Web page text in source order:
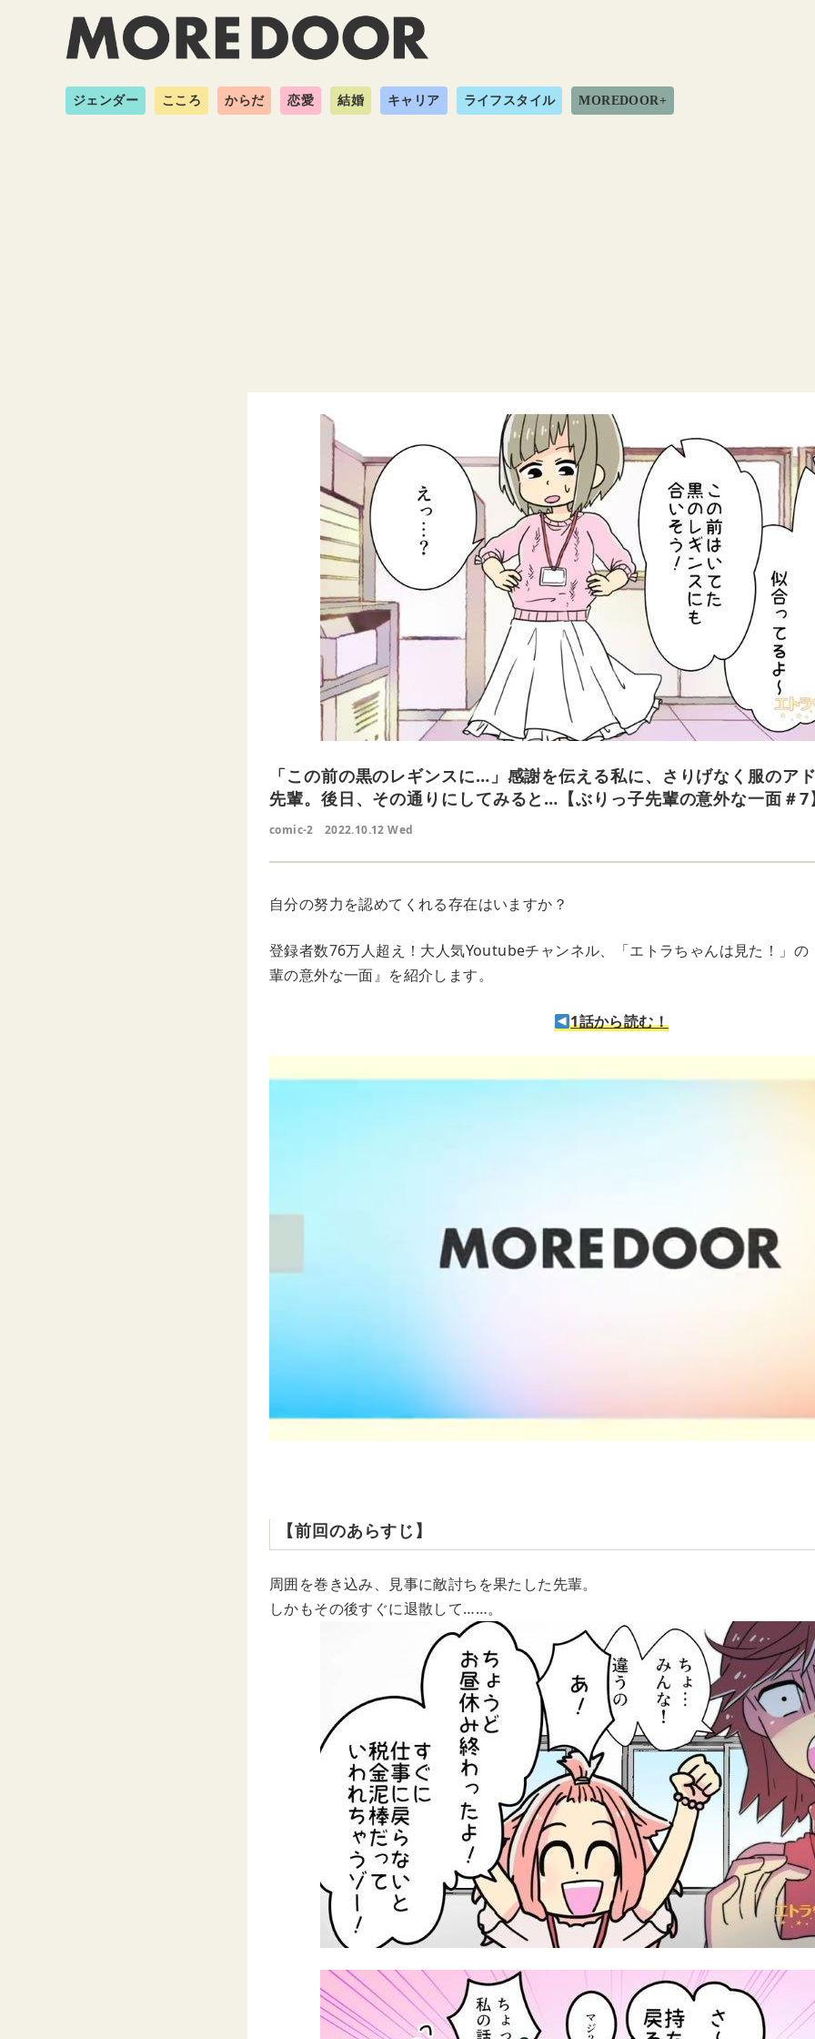
ジェンダー こころ からだ 恋愛 結婚 キャリア ライフスタイル MOREDOOR+
「この前の黒のレギンスに…」感謝を伝える私に、さりげなく服のア
先輩。後日、その通りにしてみると…【ぶりっ子先輩の意外な一面＃7】
comic-2 2022.10.12 Wed
自分の努力を認めてくれる存在はいますか？
登録者数76万人超え！大人気Youtubeチャンネル、「エトラちゃんは見た！」の
輩の意外な一面』を紹介します。
1話から読む！
【前回のあらすじ】
周囲を巻き込み、見事に敵討ちを果たした先輩。
しかもその後すぐに退散して……。